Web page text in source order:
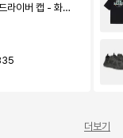
라이버 캡 - 화이
더보기